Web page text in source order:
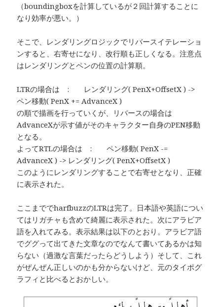
（boundingboxを計算しているが２回計算することに
なり効率が悪い。）
そこで、レンダリングロジックでリバースイテレーショ
ンすると、右寄せになり、改行順も正しくなる。注意点
はレンダリングとペンの位置の計算順。
LTRの場合は : レンダリング( PenX+OffsetX ) ->
ペン移動( PenX += AdvanceX )
の順で描画を行っていくが、リバースの場合は
AdvanceXが示す値がそのキャラクター自身のPEN移動
となる。
よってRTLの場合は : ペン移動( PenX -=
AdvanceX ) -> レンダリング( PenX+OffsetX )
このようにレンダリングすることで右寄せとなり、正確
に表示された。
ここまででharfbuzzのLTRは完了。日本語や英語につい
てはリガチャも含めて綺麗に表示された。次にアラビア
語を入れてみる。表示結果は以下のとおり。アラビア語
でググって出てきた文章なのでなんて書いてあるかは知
らない（過激な言葉だったらどうしよう）そして、これ
がぜんぜん正しいのかも分からないけど、元のタイポグ
ラフィと比べるとおかしい。